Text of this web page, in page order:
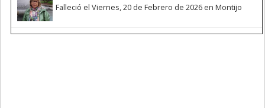
Falleció el Viernes, 20 de Febrero de 2026 en Montijo